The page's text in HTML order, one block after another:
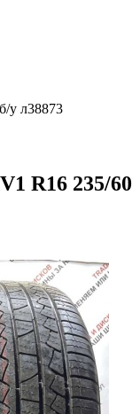
у л38873
R16 235/60